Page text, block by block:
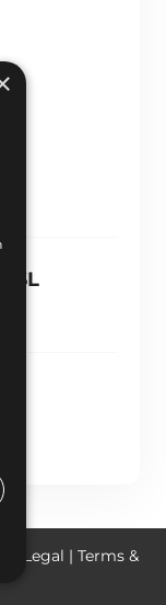
SSL
Legal | Terms &